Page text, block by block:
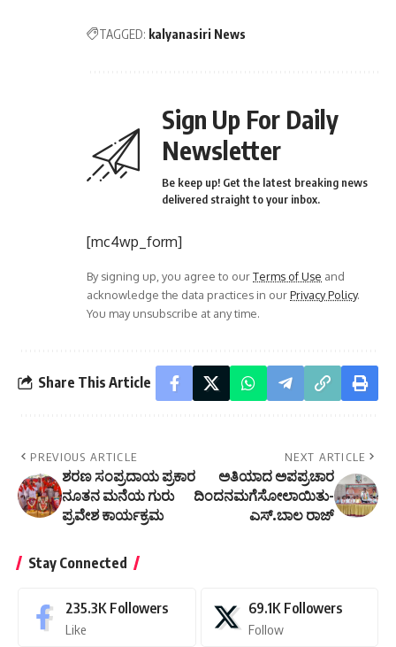
TAGGED: kalyanasiri News
Sign Up For Daily
Newsletter
Be keep up! Get the latest breaking news
delivered straight to your inbox.
[mc4wp_form]
By signing up, you agree to ourTerms of Use and
acknowledge the data practices in ourPrivacy Policy.
You may unsubscribe at any time.
Share This Article
PREVIOUS ARTICLE
ಶರಣ ಸಂಪ್ರದಾಯ ಪ್ರಕಾರ
ನೂತನ ಮನೆಯ ಗುರು
ಪ್ರವೇಶ ಕಾರ್ಯಕ್ರಮ
NEXT ARTICLE
ಅತಿಯಾದ ಅಪಪ್ರಚಾರ
ದಿಂದನಮಗೆಸೋಲಾಯಿತು-
ಎಸ್.ಬಾಲ ರಾಜ್
Stay Connected
235.3K Followers
Like
69.1K Followers
Follow